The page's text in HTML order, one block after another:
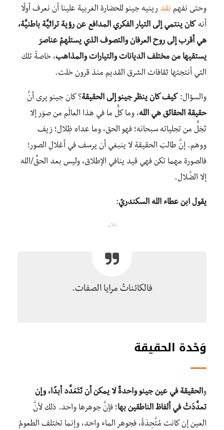
وحتى نفهم نقد رينيه جينو للحضارة الغربية علينا أن نعرف أولًا
أنه كان ينتمي إلى التيار الفكري المدافع عن رؤية تراثيَّة باطنيَّة،
هي أقرب إلى روح العرفان والتصوف الذي يستلهمُ عناصرَ
يستقيها من مختلف الديانات والتيارات والمذاهب، خاصةً تلك
التي أنتجتها ثقافات الشرق القديم منذ قرون خلت.
والسؤال: كيف كان ينظر جينو إلى الحقيقة؟ كان جينو يرى أنَّ
حقيقة الحقائق هي الله، وما كلُّ ما في هذا العالَم من صوَر إلا
تَجَلٍّ من تجلياته سبحانه؛ فهو الحق، وما عداه ظِلال؛ زيف
ووهم. إنَّ طالبَ الحقيقةِ لا ينبغي أن يرسف في أغلالِ الصور؛
فالصورة مهما تكن فهي قيد ينافي الإطلاق، وليس بعد الحقِّ/الله
إلا الضَّلال.
يقول ابن عطاء الله السكندريّ:
إعلان
فالكائناتُ مرايا الصفات.
وَحْدة الحقيقة
والحقيقة في عين جينو واحدةٌ لا يمكن أن تَتَعَدَّد أبدًا، وإن
تعدَّدَتْ في ألفاظ الناطقين بها؛ فإنَّ جوهرها واحد. ذلك لأنَّ
العين إن كانت مُتَّحِدَةً، فجوهر الماء واحد، وإنما تختلف الطعومُ